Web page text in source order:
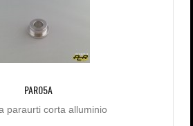
PAR05A
paraurti corta alluminio